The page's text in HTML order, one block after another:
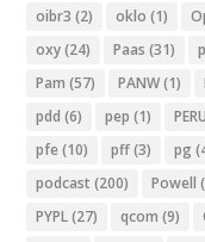
oibr3 (2) oklo (1)
oxy(24) Paas (31)
Pam (57) PANW(1)
pdd (6) pep (1) PERU
pfe (10) pff(3) pg
podcast (200) Powell
PYPL(27) qcom (9)